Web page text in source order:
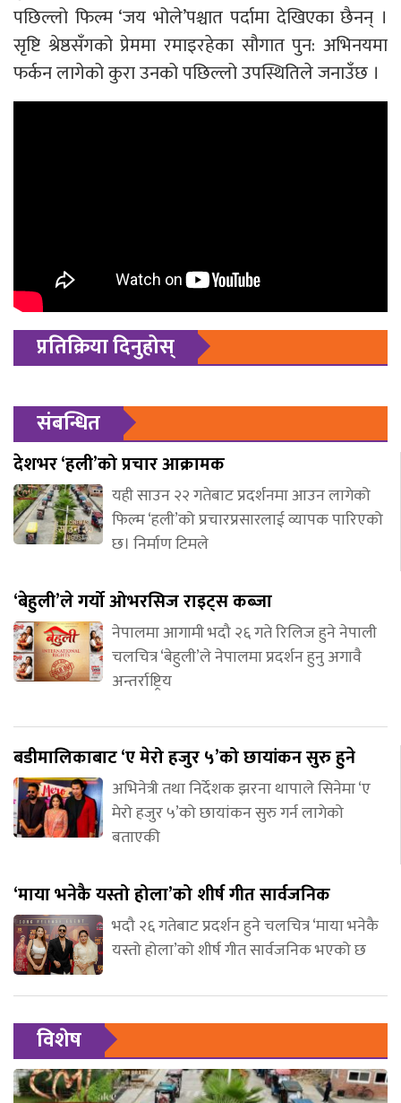
पछिल्लो फिल्म ‘जय भोले’पश्चात पर्दामा देखिएका छैनन् ।
सृष्टि श्रेष्ठसँगको प्रेममा रमाइरहेका सौगात पुन: अभिनयमा
फर्कन लागेको कुरा उनको पछिल्लो उपस्थितिले जनाउँछ ।
प्रतिक्रिया दिनुहोस्
संबन्धित
देशभर ‘हली’को प्रचार आक्रामक
यही साउन २२ गतेबाट प्रदर्शनमा आउन लागेको
फिल्म ‘हली’को प्रचारप्रसारलाई व्यापक पारिएको
छ। निर्माण टिमले
‘बेहुली’ले गर्यो ओभरसिज राइट्स कब्जा
नेपालमा आगामी भदौ २६ गते रिलिज हुने नेपाली
चलचित्र ‘बेहुली’ले नेपालमा प्रदर्शन हुनु अगावै
अन्तर्राष्ट्रिय
बडीमालिकाबाट ‘ए मेरो हजुर ५’को छायांकन सुरु हुने
अभिनेत्री तथा निर्देशक झरना थापाले सिनेमा ‘ए
मेरो हजुर ५’को छायांकन सुरु गर्न लागेको
बताएकी
‘माया भनेकै यस्तो होला’को शीर्ष गीत सार्वजनिक
भदौ २६ गतेबाट प्रदर्शन हुने चलचित्र ‘माया भनेकै
यस्तो होला’को शीर्ष गीत सार्वजनिक भएको छ
विशेष